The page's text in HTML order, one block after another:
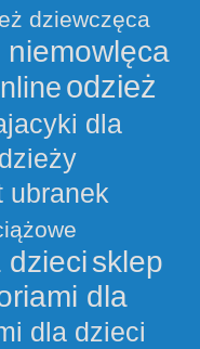
dziewczęca
niemowlęca
odzież
dla
ubranek
dziecisklep
dla
dla dzieci